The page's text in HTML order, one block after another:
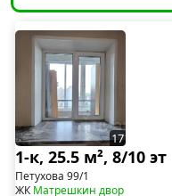
17
1-к, 25.5 м², 8/10 эт
Петухова 99/1
ЖКМатрешкин двор